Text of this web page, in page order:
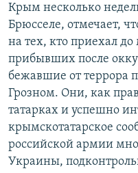
Крым несколько
Брюсселе, отмечает,
на тех, кто приехал до
прибывших после
бежавшие от террора
Грозном. Они, как
татарках и успешно
крымскотатарское
российской армии
Украины,